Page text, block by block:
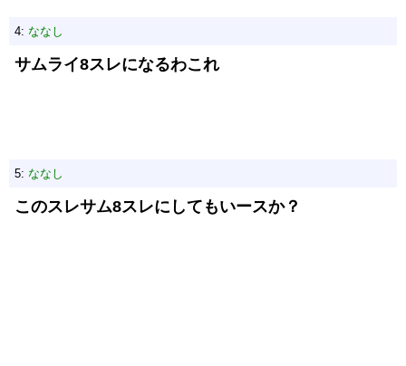
4: ななし
サムライ8スレになるわこれ
5: ななし
このスレサム8スレにしてもいースか？